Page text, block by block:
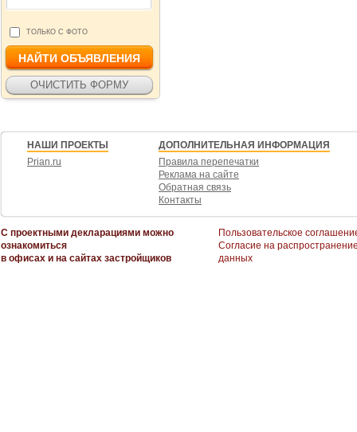
ТОЛЬКО С ФОТО
НАШИ ПРОЕКТЫ
Prian.ru
ДОПОЛНИТЕЛЬНАЯ ИНФОРМАЦИЯ
Правила перепечатки
Реклама на сайте
Обратная связь
Контакты
С проектными декларациями можно
ознакомиться
в офисах и на сайтах застройщиков
Пользовательское
Согласие на
данных